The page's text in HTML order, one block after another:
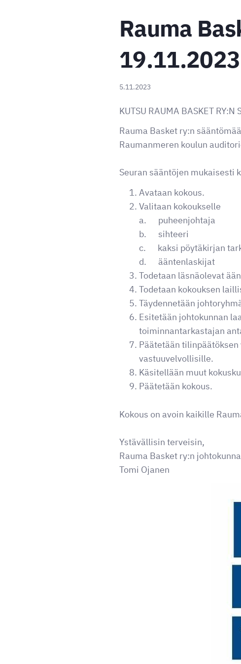
Rauma
19.11.2023
5.11.2023
KUTSU RAUMA BASKET RY:N
Rauma Basket ry:n
Raumanmeren koulun
Seuran sääntöjen mukaisesti
Avataan kokous.
Valitaan kokoukselle
a. puheenjohtaja
b. sihteeri
c. kaksi pöytäkirjan
d. ääntenlaskijat
Todetaan läsnäolevat
Todetaan kokouksen
Täydennetään
Esitetään johtokunnan
toiminnantarkastajan
Päätetään
vastuuvelvollisille.
Käsitellään muut
Päätetään kokous.
Kokous on avoin kaikille
Ystävällisin terveisin,
Rauma Basket ry:n
Tomi Ojanen